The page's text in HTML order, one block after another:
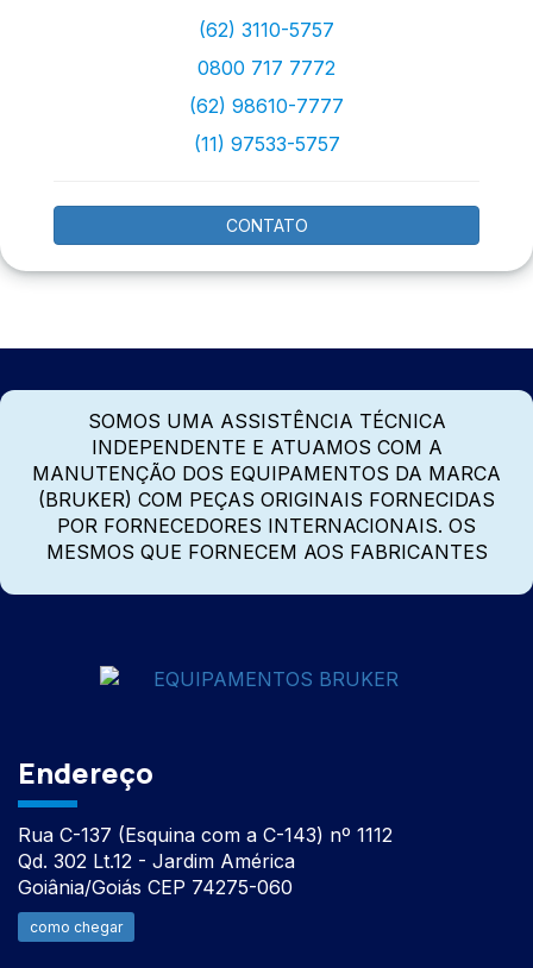
(62) 3110-5757
0800 717 7772
(62) 98610-7777
(11) 97533-5757
CONTATO
SOMOS UMA ASSISTÊNCIA TÉCNICA
INDEPENDENTE E ATUAMOS COM A
MANUTENÇÃO DOS EQUIPAMENTOS DA MARCA
(BRUKER) COM PEÇAS ORIGINAIS FORNECIDAS
POR FORNECEDORES INTERNACIONAIS. OS
MESMOS QUE FORNECEM AOS FABRICANTES
Endereço
Rua C-137 (Esquina com a C-143) nº 1112
Qd. 302 Lt.12 - Jardim América
Goiânia/Goiás CEP 74275-060
como chegar